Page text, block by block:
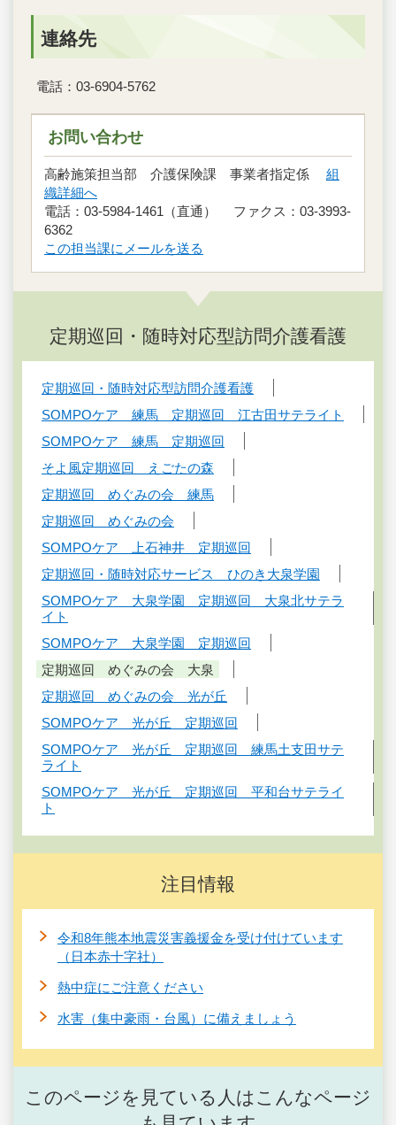
連絡先
電話：03-6904-5762
お問い合わせ
高齢施策担当部 介護保険課 事業者指定係 組
織詳細へ
電話：03-5984-1461（直通） ファクス：03-3993-
6362
この担当課にメールを送る
定期巡回・随時対応型訪問介護看護
定期巡回・随時対応型訪問介護看護
SOMPOケア 練馬 定期巡回 江古田サテライト
SOMPOケア 練馬 定期巡回
そよ風定期巡回 えごたの森
定期巡回 めぐみの会 練馬
定期巡回 めぐみの会
SOMPOケア 上石神井 定期巡回
定期巡回・随時対応サービス ひのき大泉学園
SOMPOケア 大泉学園 定期巡回 大泉北サテラ
イト
SOMPOケア 大泉学園 定期巡回
定期巡回 めぐみの会 大泉
定期巡回 めぐみの会 光が丘
SOMPOケア 光が丘 定期巡回
SOMPOケア 光が丘 定期巡回 練馬土支田サテ
ライト
SOMPOケア 光が丘 定期巡回 平和台サテライ
ト
注目情報
令和8年熊本地震災害義援金を受け付けています
（日本赤十字社）
熱中症にご注意ください
水害（集中豪雨・台風）に備えましょう
このページを見ている人はこんなページ